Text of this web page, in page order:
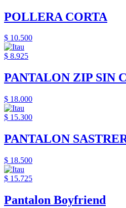
POLLERA CORTA
$ 10.500
$ 8.925
PANTALON ZIP SIN
$ 18.000
$ 15.300
PANTALON
$ 18.500
$ 15.725
Pantalon Boyfriend